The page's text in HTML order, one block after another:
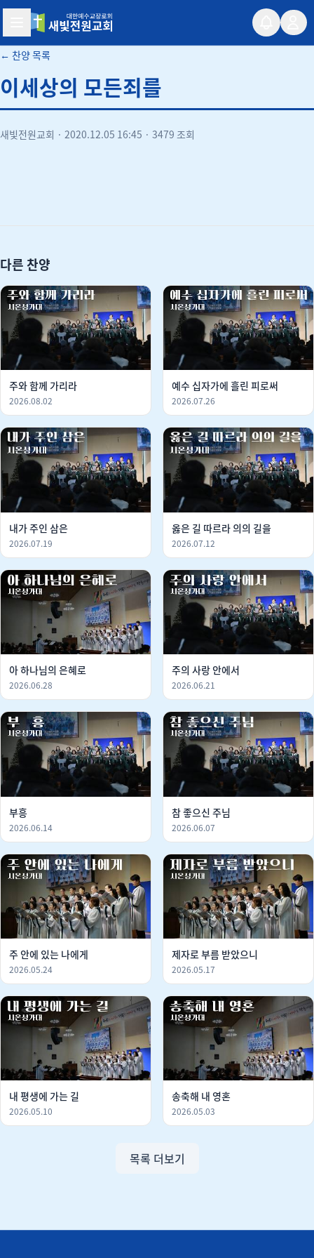
새빛전원교회
← 찬양 목록
이세상의 모든죄를
새빛전원교회 · 2020.12.05 16:45 · 3479 조회
다른 찬양
주와 함께 가리라
2026.08.02
예수 십자가에 흘린 피로써
2026.07.26
내가 주인 삼은
2026.07.19
옳은 길 따르라 의의 길을
2026.07.12
아 하나님의 은혜로
2026.06.28
주의 사랑 안에서
2026.06.21
부흥
2026.06.14
참 좋으신 주님
2026.06.07
주 안에 있는 나에게
2026.05.24
제자로 부름 받았으니
2026.05.17
내 평생에 가는 길
2026.05.10
송축해 내 영혼
2026.05.03
목록 더보기